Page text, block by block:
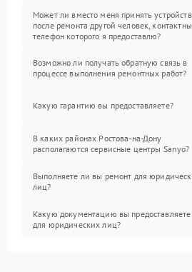
Может ли вместо меня принять
после ремонта другой человек,
телефон которого я предоставлю?
Возможно ли получать обратную связь в
процессе выполнения ремонтных работ?
Какую гарантию вы предоставляете?
В каких районах Ростова-на-Дону
располагаются сервисные центры Sanyo?
Выполняете ли вы ремонт для
лиц?
Какую документацию вы предоставляете
для юридических лиц?